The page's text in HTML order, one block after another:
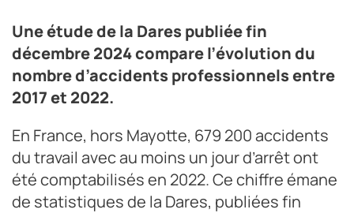
Une étude de la Dares publiée fin
décembre 2024 compare l’évolution du
nombre d’accidents professionnels entre
2017 et 2022.
En France, hors Mayotte, 679 200 accidents
du travail avec au moins un jour d’arrêt ont
été comptabilisés en 2022. Ce chiffre émane
de statistiques de la Dares, publiées fin